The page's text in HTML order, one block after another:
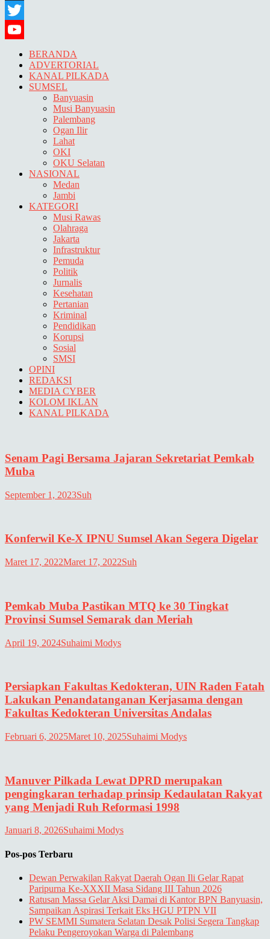
Snapchat
Twitter
YouTube
BERANDA
ADVERTORIAL
KANAL PILKADA
SUMSEL
Banyuasin
Musi Banyuasin
Palembang
Ogan Ilir
Lahat
OKI
OKU Selatan
NASIONAL
Medan
Jambi
KATEGORI
Musi Rawas
Olahraga
Jakarta
Infrastruktur
Pemuda
Politik
Jurnalis
Kesehatan
Pertanian
Kriminal
Pendidikan
Korupsi
Sosial
SMSI
OPINI
REDAKSI
MEDIA CYBER
KOLOM IKLAN
KANAL PILKADA
Senam Pagi Bersama Jajaran Sekretariat Pemkab
Muba
September 1, 2023Suh
Konferwil Ke-X IPNU Sumsel Akan Segera Digelar
Maret 17, 2022Maret 17, 2022Suh
Pemkab Muba Pastikan MTQ ke 30 Tingkat
Provinsi Sumsel Semarak dan Meriah
April 19, 2024Suhaimi Modys
Persiapkan Fakultas Kedokteran, UIN Raden Fatah
Lakukan Penandatanganan Kerjasama dengan
Fakultas Kedokteran Universitas Andalas
Februari 6, 2025Maret 10, 2025Suhaimi Modys
Manuver Pilkada Lewat DPRD merupakan
pengingkaran terhadap prinsip Kedaulatan Rakyat
yang Menjadi Ruh Reformasi 1998
Januari 8, 2026Suhaimi Modys
Pos-pos Terbaru
Dewan Perwakilan Rakyat Daerah Ogan Ili Gelar Rapat
Paripurna Ke-XXXII Masa Sidang III Tahun 2026
Ratusan Massa Gelar Aksi Damai di Kantor BPN Banyuasin,
Sampaikan Aspirasi Terkait Eks HGU PTPN VII
PW SEMMI Sumatera Selatan Desak Polisi Segera Tangkap
Pelaku Pengeroyokan Warga di Palembang